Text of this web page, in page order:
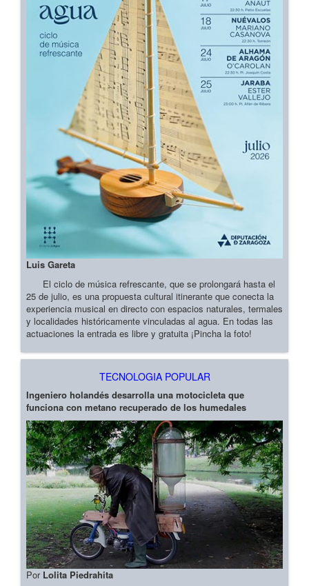
Luis Gareta
El ciclo de música refrescante, que se prolongará hasta el
25 de julio, es una propuesta cultural itinerante que conecta la
experiencia musical en directo con espacios naturales, termales
y localidades históricamente vinculadas al agua. En todas las
actuaciones la entrada es libre y gratuita ¡Pincha la foto!
TECNOLOGIA POPULAR
Ingeniero holandés desarrolla una motocicleta que
funciona con metano recuperado de los humedales
Por Lolita Piedrahita